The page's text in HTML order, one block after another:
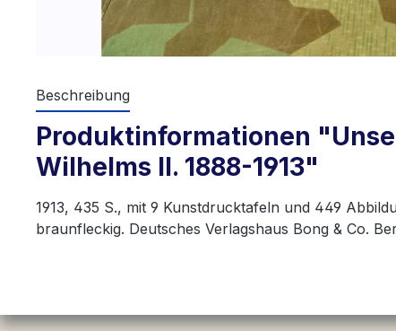
Beschreibung
Produktinformationen
Wilhelms II. 1888-1913"
1913, 435 S., mit 9 Kunstdrucktafeln und 449
braunfleckig. Deutsches Verlagshaus Bong & Co.